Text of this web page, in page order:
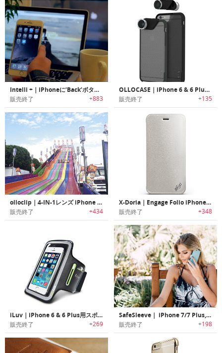
Intelli +｜iPhoneに‘Back’ボタンを追加するスマートスクリーンプロテクター「インテリ」
販売終了 +883
OLLOCASE｜iPhone 6 & 6 Plus用ケース「オロケース」
販売終了 +135
olloclip｜4-IN-1レンズ iPhone 6/6 Plus オロクリップ
販売終了 +434
X-Doria｜Engage Folio iPhone 6/6 Plus用ケース
販売終了 +348
iLuv｜iPhone 6 & 6 Plus用スポーツアームバンド
販売終了 +269
SafeSleeve｜ iPhone 7/7 Plus, 6/6 Plus用抗放射線ケース
販売終了 +198